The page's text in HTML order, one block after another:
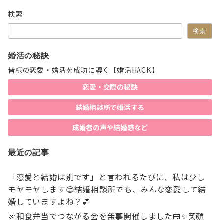
検索
検索
婚活の秘訣
皆様の恋愛・婚活を成功に導く【婚活HACK】
恋愛・交際の秘訣
結婚相談所で婚活する
成婚者の声や結婚感など
最近の記事
「恋愛と結婚は別です」と言われるたびに、私は少し
モヤモヤします😊結婚相談所でも、みんな恋愛して結
婚していますよね？💕
🎉和食弁当でつながる会を無事開催しました🍱✨笑顔